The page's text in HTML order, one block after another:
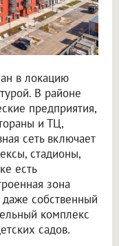
в локацию
В районе
предприятия,
и ТЦ,
сеть включает
стадионы,
есть
зона
собственный
комплекс
садов.